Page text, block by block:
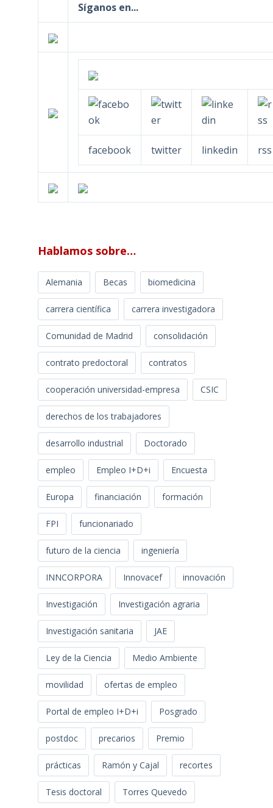
Síganos en...
facebook twitter linkedin rss
Hablamos sobre…
Alemania Becas biomedicina
carrera científica carrera investigadora
Comunidad de Madrid consolidación
contrato predoctoral contratos
cooperación universidad-empresa CSIC
derechos de los trabajadores
desarrollo industrial Doctorado
empleo Empleo I+D+i Encuesta
Europa financiación formación
FPI funcionariado
futuro de la ciencia ingeniería
INNCORPORA Innovacef innovación
Investigación Investigación agraria
Investigación sanitaria JAE
Ley de la Ciencia Medio Ambiente
movilidad ofertas de empleo
Portal de empleo I+D+i Posgrado
postdoc precarios Premio
prácticas Ramón y Cajal recortes
Tesis doctoral Torres Quevedo